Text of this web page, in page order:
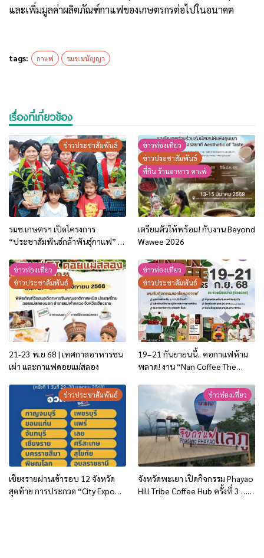
และเพิ่มมูลค่าผลิตภัณฑ์กาแฟของเกษตรกรต่อไปในอนาคต
tags: กาแฟ รมช.มนัญญา
เรื่องที่เกี่ยวข้อง
ข่าวประชาสัมพันธ์
รมช.เกษตรฯ เปิดโครงการ
“ประชาสัมพันธ์กล้าพันธุ์กาแฟ” ที่
ใช้พันธุ์ดี ยกระดับกาแฟไทยสู่ตลาด
โลก
ข่าวท่องเที่ยว
ข่าวประชาสัมพันธ์
ที่กิน ร้านอาหาร คาเฟ่
เตรียมตัวให้พร้อม! กับงาน Beyond
Wawee 2026
ข่าวท่องเที่ยว
ข่าวประชาสัมพันธ์
21-23 พ.ย 68 | เทศกาลอาหารชน
เผ่า และกาแฟดอยแม่สลอง
ข่าวท่องเที่ยว
ข่าวประชาสัมพันธ์
19–21 กันยายนนี้.. คอกาแฟห้าม
พลาด! งาน “Nan Coffee The
ข่าวประชาสัมพันธ์
เชียงรายผ่านเข้ารอบ 12 จังหวัด
สุดท้าย การประกวด “City Expo
ข่าวท่องเที่ยว
จังหวัดพะเยา เปิดกิจกรรม Phayao
Hill Tribe Coffee Hub ครั้งที่ 3 …